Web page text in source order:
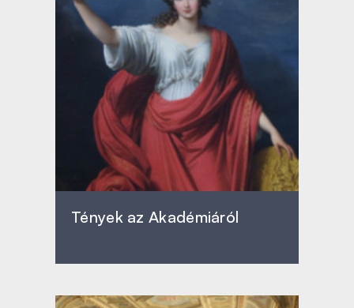
Tények az Akadémiáról